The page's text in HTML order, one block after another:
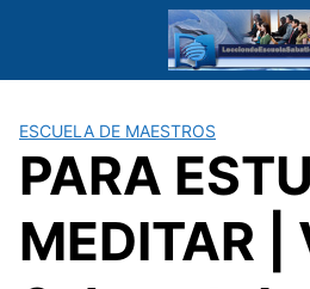
ESCUELA DE MAESTROS
PARA
MEDITAR